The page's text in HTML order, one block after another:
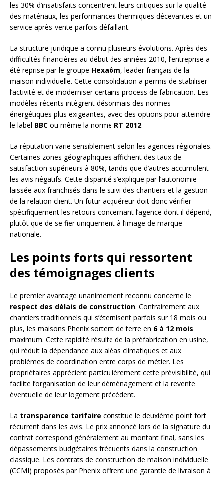
les 30% d’insatisfaits concentrent leurs critiques sur la qualité
des matériaux, les performances thermiques décevantes et un
service après-vente parfois défaillant.
La structure juridique a connu plusieurs évolutions. Après des
difficultés financières au début des années 2010, l’entreprise a
été reprise par le groupe Hexaôm, leader français de la
maison individuelle. Cette consolidation a permis de stabiliser
l’activité et de moderniser certains process de fabrication. Les
modèles récents intègrent désormais des normes
énergétiques plus exigeantes, avec des options pour atteindre
le label BBC ou même la norme RT 2012.
La réputation varie sensiblement selon les agences régionales.
Certaines zones géographiques affichent des taux de
satisfaction supérieurs à 80%, tandis que d’autres accumulent
les avis négatifs. Cette disparité s’explique par l’autonomie
laissée aux franchisés dans le suivi des chantiers et la gestion
de la relation client. Un futur acquéreur doit donc vérifier
spécifiquement les retours concernant l’agence dont il dépend,
plutôt que de se fier uniquement à l’image de marque
nationale.
Les points forts qui ressortent
des témoignages clients
Le premier avantage unanimement reconnu concerne le
respect des délais de construction. Contrairement aux
chantiers traditionnels qui s’éternisent parfois sur 18 mois ou
plus, les maisons Phenix sortent de terre en 6 à 12 mois
maximum. Cette rapidité résulte de la préfabrication en usine,
qui réduit la dépendance aux aléas climatiques et aux
problèmes de coordination entre corps de métier. Les
propriétaires apprécient particulièrement cette prévisibilité, qui
facilite l’organisation de leur déménagement et la revente
éventuelle de leur logement précédent.
La transparence tarifaire constitue le deuxième point fort
récurrent dans les avis. Le prix annoncé lors de la signature du
contrat correspond généralement au montant final, sans les
dépassements budgétaires fréquents dans la construction
classique. Les contrats de construction de maison individuelle
(CCMI) proposés par Phenix offrent une garantie de livraison à